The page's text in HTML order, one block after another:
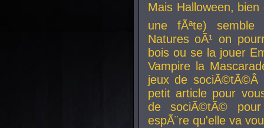
Mais Halloween, bien
une fÃªte) semble
Natures oÃ¹ on
bois ou se la jouer
Vampire la
jeux de
petit article pour
de sociÃ©tÃ©
espÃ¨re qu'elle va